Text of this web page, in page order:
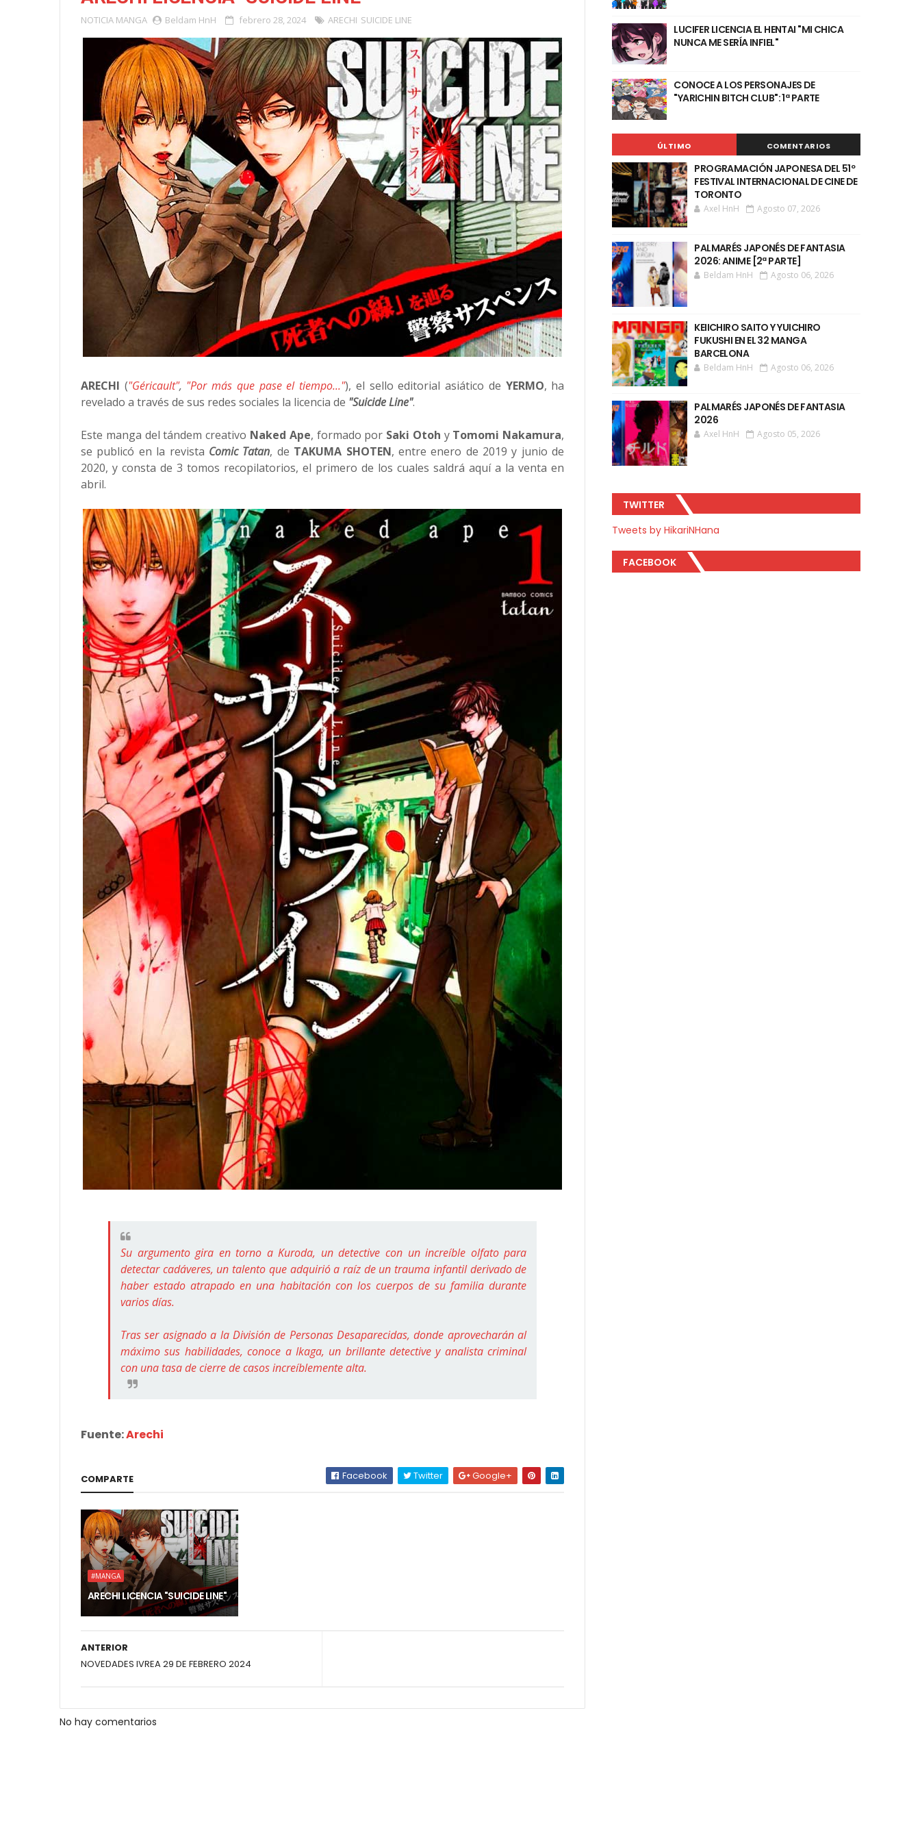
NOTICIA MANGA Beldam HnH febrero 28, 2024 ARECHI SUICIDE LINE
ARECHI ("Géricault", "Por más que pase el tiempo..."), el sello editorial asiático de YERMO, ha
revelado a través de sus redes sociales la licencia de "Suicide Line".
Este manga del tándem creativo Naked Ape, formado por Saki Otoh y Tomomi Nakamura,
se publicó en la revista Comic Tatan, de TAKUMA SHOTEN, entre enero de 2019 y junio de
2020, y consta de 3 tomos recopilatorios, el primero de los cuales saldrá aquí a la venta en
abril.
Su argumento gira en torno a Kuroda, un detective con un increíble olfato para
detectar cadáveres, un talento que adquirió a raíz de un trauma infantil derivado de
haber estado atrapado en una habitación con los cuerpos de su familia durante
varios días.
Tras ser asignado a la División de Personas Desaparecidas, donde aprovecharán al
máximo sus habilidades, conoce a Ikaga, un brillante detective y analista criminal
con una tasa de cierre de casos increíblemente alta.
Fuente:Arechi
COMPARTE Facebook Twitter Google+
#MANGA
ARECHI LICENCIA "SUICIDE LINE"
ANTERIOR
NOVEDADES IVREA 29 DE FEBRERO 2024
No hay comentarios
LUCIFER LICENCIA EL HENTAI "MI CHICA
NUNCA ME SERÍA INFIEL"
CONOCE A LOS PERSONAJES DE
"YARICHIN BITCH CLUB": 1ª PARTE
ÚLTIMO COMENTARIOS
PROGRAMACIÓN JAPONESA DEL 51º
FESTIVAL INTERNACIONAL DE CINE DE
TORONTO
Axel HnH Agosto 07, 2026
PALMARÉS JAPONÉS DE FANTASIA
2026: ANIME [2ª PARTE]
Beldam HnH Agosto 06, 2026
KEIICHIRO SAITO Y YUICHIRO
FUKUSHI EN EL 32 MANGA
BARCELONA
Beldam HnH Agosto 06, 2026
PALMARÉS JAPONÉS DE FANTASIA
2026
Axel HnH Agosto 05, 2026
TWITTER
Tweets by HikariNHana
FACEBOOK